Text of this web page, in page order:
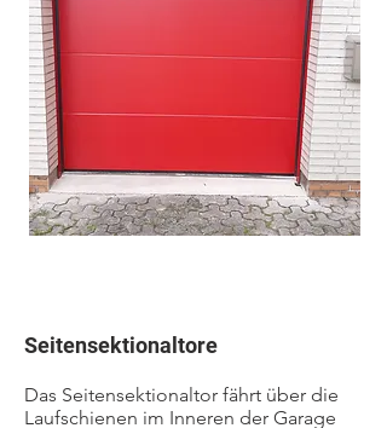
Seitensektionaltore
Das Seitensektionaltor fährt über die
Laufschienen im Inneren der Garage